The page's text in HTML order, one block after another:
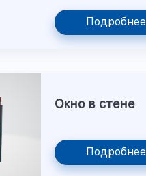
Подробнее
Окно в стене
Подробнее